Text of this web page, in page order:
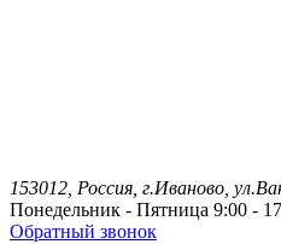
153012, Россия, г.Иваново,
Понедельник - Пятница 9:00 -
Обратный звонок